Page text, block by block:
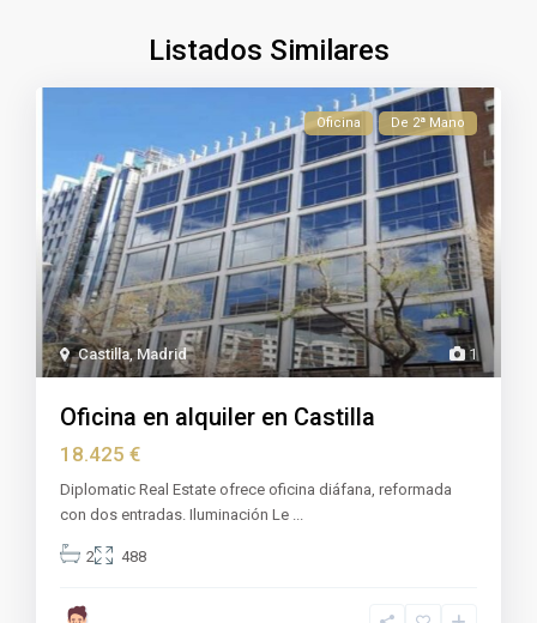
Listados Similares
1
Castilla,Madrid
Oficina De 2ª Mano
Oficina en alquiler en Castilla
18.425 €
Diplomatic Real Estate ofrece oficina diáfana, reformada
con dos entradas. Iluminación Le ...
2 488